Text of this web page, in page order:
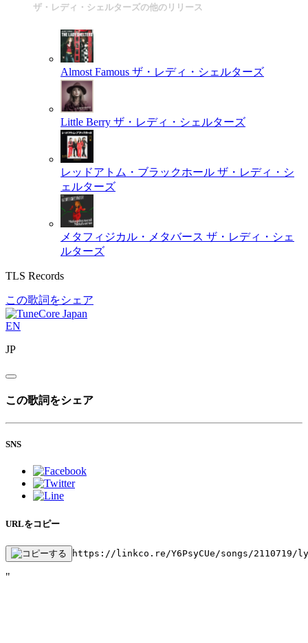
ザ・レディ・シェルターズの他のリリース
Almost Famous ザ・レディ・シェルターズ
Little Berry ザ・レディ・シェルターズ
レッドアトム・ブラックホール ザ・レディ・シ
ェルターズ
メタフィジカル・メタバース ザ・レディ・シェ
ルターズ
TLS Records
この歌詞をシェア
EN
JP
この歌詞をシェア
SNS
URLをコピー
https://linkco.re/Y6PsyCUe/songs/2110719/
"